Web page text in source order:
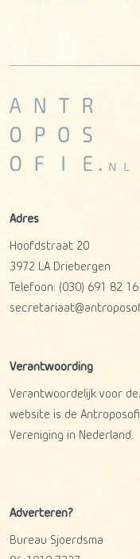
Adres
Hoofdstraat 20
3972 LA Driebergen
Telefoon: (030) 691 82 16
Verantwoording
Verantwoordelijk voor
website is de
Vereniging in Nederland.
Adverteren?
Bureau Sjoerdsma